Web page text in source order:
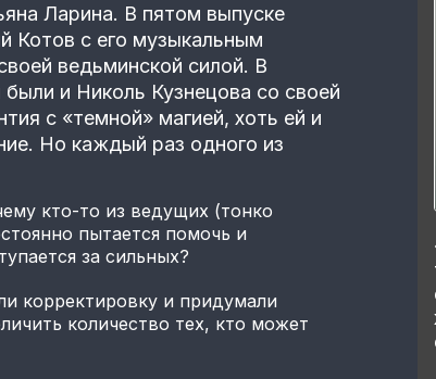
Ларина. В пятом выпуске
Котов с его музыкальным
ведьминской силой. В
и Николь Кузнецова со своей
с «темной» магией, хоть ей и
Но каждый раз одного из
кто-то из ведущих (тонко
пытается помочь и
за сильных?
корректировку и придумали
количество тех, кто может